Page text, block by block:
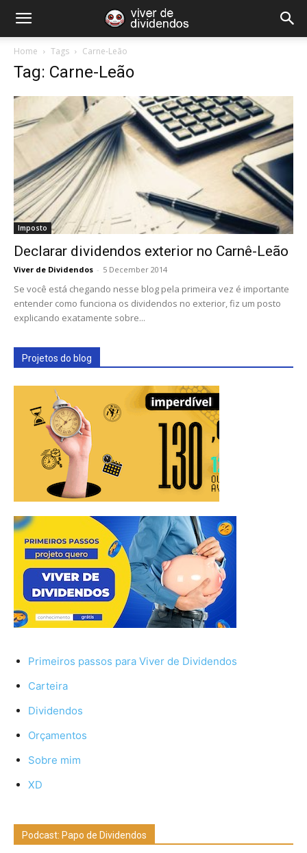
Home Tags Carne-Leão
Tag: Carne-Leão
Imposto
Declarar dividendos exterior no Carnê-Leão
Viver de Dividendos - 5 December 2014
Se você está chegando nesse blog pela primeira vez é importante
entender como funciona os dividendos no exterior, fiz um posto
explicando exatamente sobre...
Projetos do blog
Primeiros passos para Viver de Dividendos
Carteira
Dividendos
Orçamentos
Sobre mim
XD
Podcast: Papo de Dividendos